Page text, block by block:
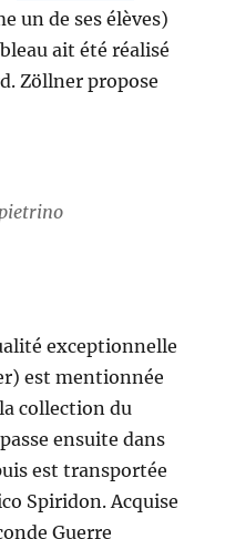
un de ses élèves)
ait été réalisé
Zöllner propose
exceptionnelle
est mentionnée
collection du
ensuite dans
est transportée
Spiridon. Acquise
Guerre